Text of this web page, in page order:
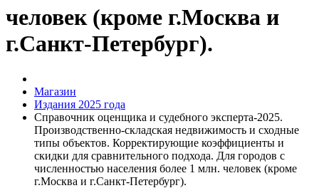
человек (кроме г.Москва и
г.Санкт-Петербург).
Магазин
Издания 2025 года
Справочник оценщика и судебного эксперта-2025.
Производственно-складская недвижимость и сходные
типы объектов. Корректирующие коэффициенты и
скидки для сравнительного подхода. Для городов с
численностью населения более 1 млн. человек (кроме
г.Москва и г.Санкт-Петербург).